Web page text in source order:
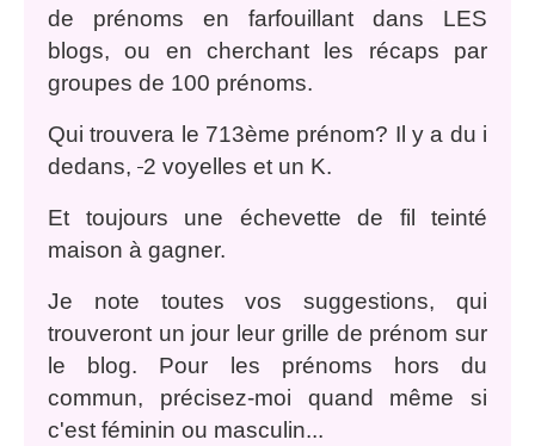
de prénoms en farfouillant dans LES
blogs, ou en cherchant les récaps par
groupes de 100 prénoms.
Qui trouvera le 713ème prénom? Il y a du i
dedans, 2 voyelles et un K.
Et toujours une échevette de fil teinté
maison à gagner.
Je note toutes vos suggestions, qui
trouveront un jour leur grille de prénom sur
le blog. Pour les prénoms hors du
commun, précisez-moi quand même si
c'est féminin ou masculin...